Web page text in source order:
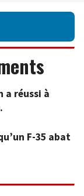
a réussi à
F-35 abat